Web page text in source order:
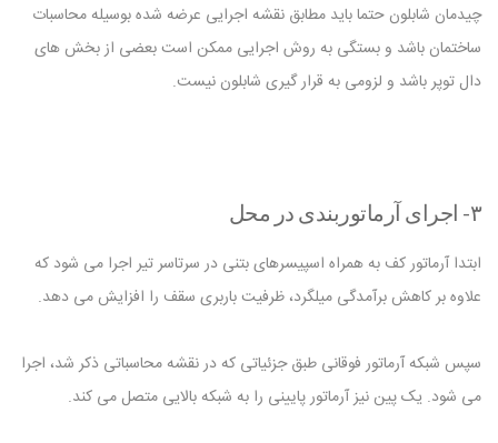
چیدمان شابلون حتما باید مطابق نقشه اجرایی عرضه شده بوسیله محاسبات
ساختمان باشد و بستگی به روش اجرایی ممکن است بعضی از بخش های
دال توپر باشد و لزومی به قرار گیری شابلون نیست.
۳- اجرای آرماتوربندی در محل
ابتدا آرماتور کف به همراه اسپیسرهای بتنی در سرتاسر تیر اجرا می شود که
علاوه بر کاهش برآمدگی میلگرد، ظرفیت باربری سقف را افزایش می دهد.
سپس شبکه آرماتور فوقانی طبق جزئیاتی که در نقشه محاسباتی ذکر شد، اجرا
می شود. یک پین نیز آرماتور پایینی را به شبکه بالایی متصل می کند.